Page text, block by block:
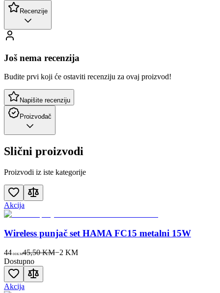
Recenzije
Još nema recenzija
Budite prvi koji će ostaviti recenziju za ovaj proizvod!
Napišite recenziju
Proizvođač
Slični proizvodi
Proizvodi iz iste kategorije
Akcija
Wireless punjač set HAMA FC15 metalni 15W
44 00KM45,50 KM−2 KM
Dostupno
Akcija